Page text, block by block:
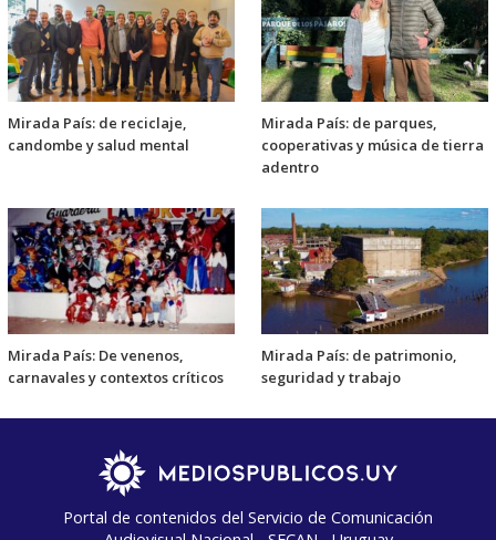
Mirada País: de reciclaje,
candombe y salud mental
Mirada País: de parques,
cooperativas y música de tierra
adentro
Mirada País: De venenos,
carnavales y contextos críticos
Mirada País: de patrimonio,
seguridad y trabajo
Portal de contenidos del Servicio de Comunicación